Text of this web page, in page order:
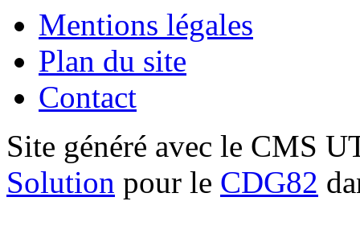
Mentions légales
Plan du site
Contact
Site généré avec le CMS
Solution pour le CDG82